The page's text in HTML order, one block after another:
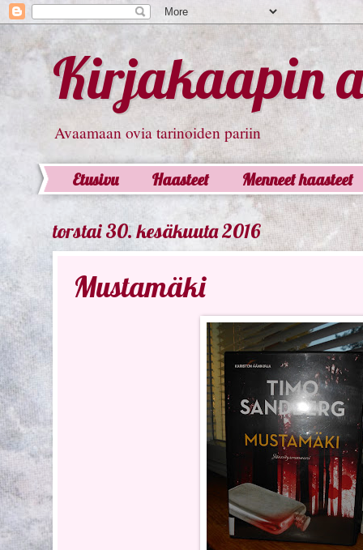
Kirjakaapin
Avaamaan ovia tarinoiden pariin
Etusivu Haasteet Menneet haasteet
torstai 30. kesäkuuta 2016
Mustamäki